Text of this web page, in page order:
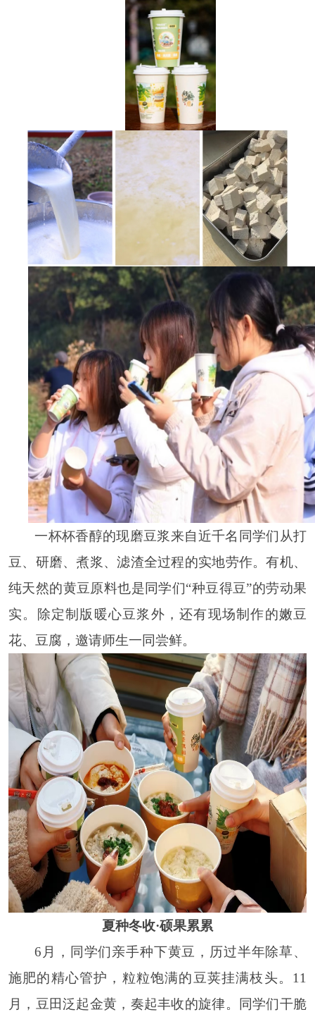
一杯杯香醇的现磨豆浆来自近千名同学们从打
豆、研磨、煮浆、滤渣全过程的实地劳作。有机、
纯天然的黄豆原料也是同学们“种豆得豆”的劳动果
实。除定制版暖心豆浆外，还有现场制作的嫩豆
花、豆腐，邀请师生一同尝鲜。
夏种冬收·硕果累累
6月，同学们亲手种下黄豆 ， 历过半年除草、
施肥的精心管护，粒粒饱满的豆荚挂满枝头。11
月，豆田泛起金黄，奏起丰收的旋律。同学们干脆